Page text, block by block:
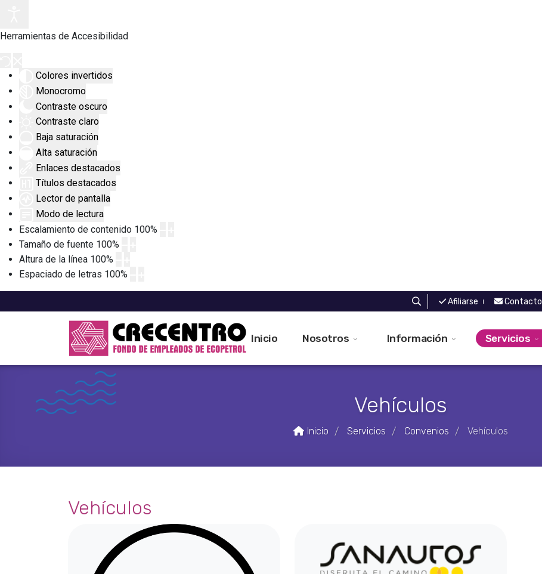
Herramientas de Accesibilidad
Colores invertidos
Monocromo
Contraste oscuro
Contraste claro
Baja saturación
Alta saturación
Enlaces destacados
Títulos destacados
Lector de pantalla
Modo de lectura
Escalamiento de contenido 100%
Tamaño de fuente 100%
Altura de la línea 100%
Espaciado de letras 100%
Afiliarse Contacto
Inicio Nosotros Información Servicios
Vehículos
Inicio / Servicios / Convenios / Vehículos
Vehículos